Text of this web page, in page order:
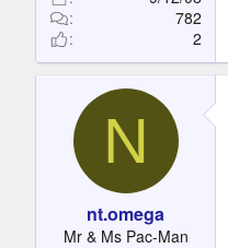
782
2
N
nt.omega
Mr & Ms Pac-Man